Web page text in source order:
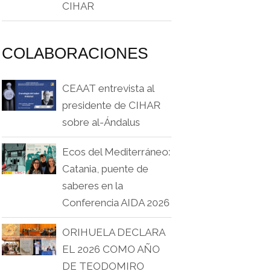
CIHAR
COLABORACIONES
CEAAT entrevista al
presidente de CIHAR
sobre al-Ándalus
Ecos del Mediterráneo:
Catania, puente de
saberes en la
Conferencia AIDA 2026
ORIHUELA DECLARA
EL 2026 COMO AÑO
DE TEODOMIRO